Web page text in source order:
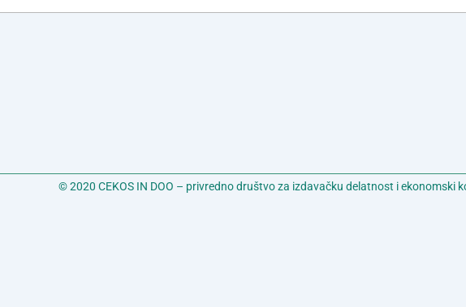
© 2020 CEKOS IN DOO – privredno društvo za izdavačku delatnost i ekonomski